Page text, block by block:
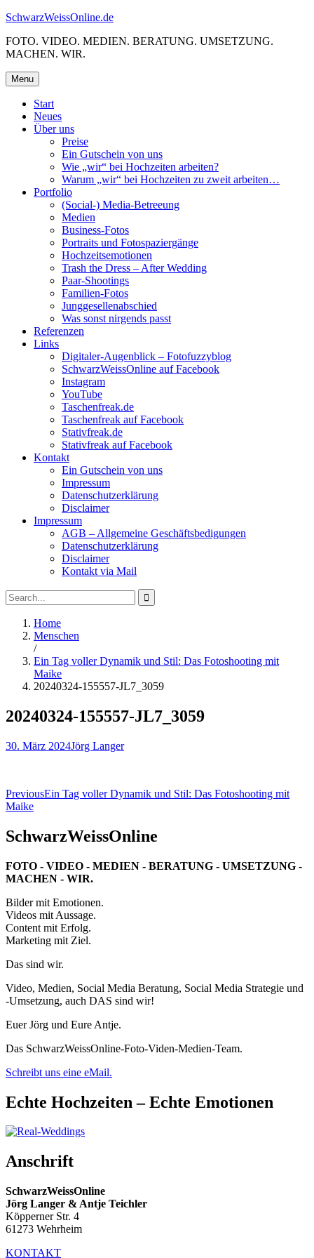
Skip
content
SchwarzWeissOnline.de
FOTO. VIDEO. MEDIEN. BERATUNG. UMSETZUNG.
MACHEN. WIR.
Menu
Start
Neues
Über uns
Preise
Ein Gutschein von uns
Wie „wir“ bei Hochzeiten arbeiten?
Warum „wir“ bei Hochzeiten zu zweit arbeiten…
Portfolio
(Social-) Media-Betreeung
Medien
Business-Fotos
Portraits und Fotospaziergänge
Hochzeitsemotionen
Trash the Dress – After Wedding
Paar-Shootings
Familien-Fotos
Junggesellenabschied
Was sonst nirgends passt
Referenzen
Links
Digitaler-Augenblick – Fotofuzzyblog
SchwarzWeissOnline auf Facebook
Instagram
YouTube
Taschenfreak.de
Taschenfreak auf Facebook
Stativfreak.de
Stativfreak auf Facebook
Kontakt
Ein Gutschein von uns
Impressum
Datenschutzerklärung
Disclaimer
Impressum
AGB – Allgemeine Geschäftsbedigungen
Datenschutzerklärung
Disclaimer
Kontakt via Mail
Search
Search
for:
Home
Menschen
/
Ein Tag voller Dynamik und Stil: Das Fotoshooting mit
Maike
20240324-155557-JL7_3059
20240324-155557-JL7_3059
30. März 2024Jörg Langer
Beitragsnavigation
PreviousEin Tag voller Dynamik und Stil: Das Fotoshooting mit
Maike
SchwarzWeissOnline
FOTO - VIDEO - MEDIEN - BERATUNG - UMSETZUNG -
MACHEN - WIR.
Bilder mit Emotionen.
Videos mit Aussage.
Content mit Erfolg.
Marketing mit Ziel.
Das sind wir.
Video, Medien, Social Media Beratung, Social Media Strategie und
-Umsetzung, auch DAS sind wir!
Euer Jörg und Eure Antje.
Das SchwarzWeissOnline-Foto-Viden-Medien-Team.
Schreibt uns eine eMail.
Echte Hochzeiten – Echte Emotionen
Anschrift
SchwarzWeissOnline
Jörg Langer & Antje Teichler
Köpperner Str. 4
61273 Wehrheim
KONTAKT